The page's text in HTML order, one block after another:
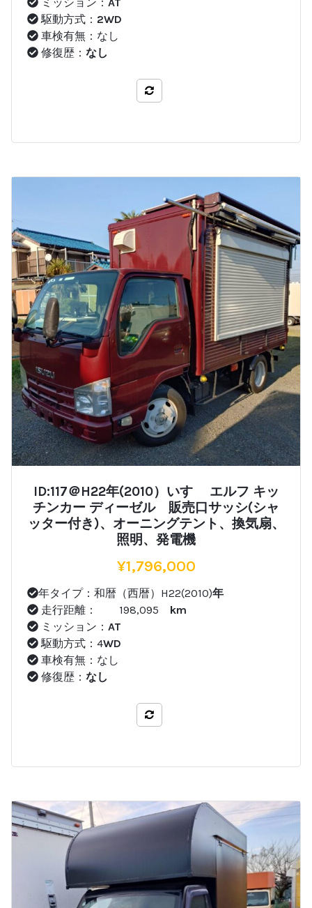
駆動方式： 2WD
車検有無：なし
修復歴： なし
比較する
ID:117＠H22年(2010）いすゞ エルフ キッ
チンカー ディーゼル 販売口サッシ(シャ
ッター付き)、オーニングテント、換気扇、
照明、発電機
¥1,796,000
年タイプ：和暦（西暦）H22(2010)年
走行距離： 198,095 km
ミッション： AT
駆動方式：4WD
車検有無：なし
修復歴： なし
比較する